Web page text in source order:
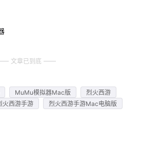
文章已到底
MuMu模拟器Mac版
烈火西游
火西游手游
烈火西游手游Mac电脑版